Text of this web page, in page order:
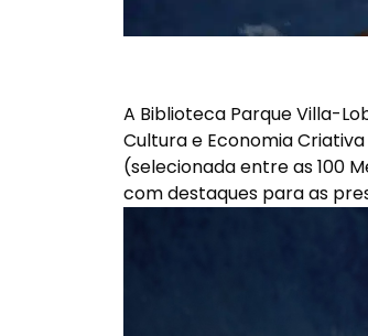
A Biblioteca Parque Villa-
Cultura e Economia Criativa
(selecionada entre as 100
com destaques para as